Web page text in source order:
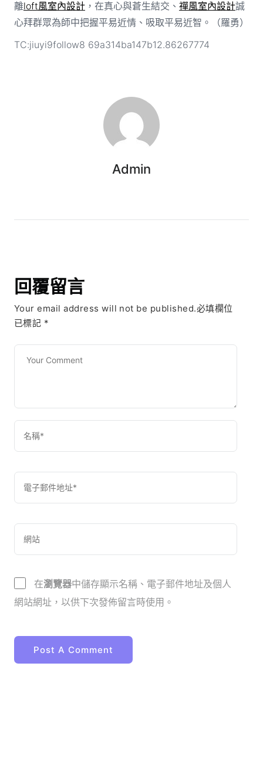
離loft風室內設計，在真心與蒼生結交、 禪風室內設計誠
心拜群眾為師中把握平易近情、吸取平易近智。（羅勇）
TC:jiuyi9follow8 69a314ba147b12.86267774
Admin
回覆留言
Your email address will not be published.必填欄位
已標記 *
在瀏覽器中儲存顯示名稱、電子郵件地址及個人
網站網址，以供下次發佈留言時使用。